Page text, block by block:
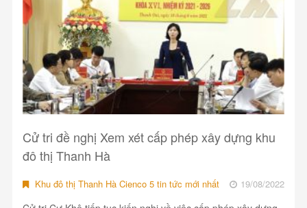
Cử tri đề nghị Xem xét cấp phép xây dựng khu
đô thị Thanh Hà
Khu đô thị Thanh Hà Cienco 5 tin tức mới nhất 19/08/2022